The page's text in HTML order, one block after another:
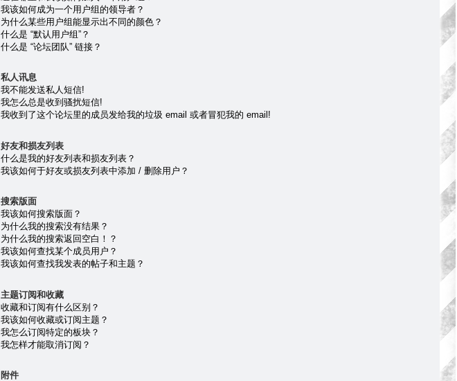
我该如何成为一个用户组的领导者？
为什么某些用户组能显示出不同的颜色？
什么是 “默认用户组”？
什么是 “论坛团队” 链接？
私人讯息
我不能发送私人短信!
我怎么总是收到骚扰短信!
我收到了这个论坛里的成员发给我的垃圾 email 或者冒犯我的 email!
好友和损友列表
什么是我的好友列表和损友列表？
我该如何于好友或损友列表中添加 / 删除用户？
搜索版面
我该如何搜索版面？
为什么我的搜索没有结果？
为什么我的搜索返回空白！？
我该如何查找某个成员用户？
我该如何查找我发表的帖子和主题？
主题订阅和收藏
收藏和订阅有什么区别？
我该如何收藏或订阅主题？
我怎么订阅特定的板块？
我怎样才能取消订阅？
附件